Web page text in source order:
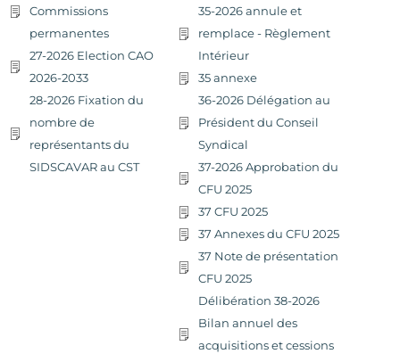
Commissions
permanentes
27-2026 Election CAO
2026-2033
28-2026 Fixation du
nombre de
représentants du
SIDSCAVAR au CST
35-2026 annule et
remplace - Règlement
Intérieur
35 annexe
36-2026 Délégation au
Président du Conseil
Syndical
37-2026 Approbation du
CFU 2025
37 CFU 2025
37 Annexes du CFU 2025
37 Note de présentation
CFU 2025
Délibération 38-2026
Bilan annuel des
acquisitions et cessions